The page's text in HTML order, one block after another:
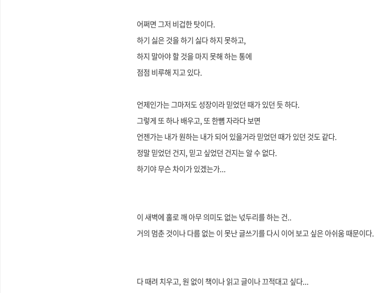
어쩌면 그저 비겁한 탓이다.
하기 싫은 것을 하기 싫다 하지 못하고,
하지 말아야 할 것을 마지 못해 하는 통에
점점 비루해 지고 있다.
언제인가는 그마저도 성장이라 믿었던 때가 있던 듯 하다.
그렇게 또 하나 배우고, 또 한뼘 자라다 보면
언젠가는 내가 원하는 내가 되어 있을거라 믿었던 때가 있던 것도 같다.
정말 믿었던 건지, 믿고 싶었던 건지는 알 수 없다.
하기야무슨 차이가 있겠는가...
이 새벽에 홀로 깨 아무 의미도 없는 넋두리를 하는 건..
거의 멈춘 것이나 다름 없는 이 못난 글쓰기를 다시 이어 보고 싶은 아쉬움 때문이다.
다 때려 치우고, 원 없이 책이나 읽고 글이나 끄적대고 싶다...